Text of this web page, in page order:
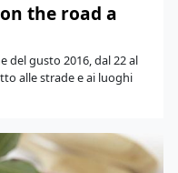
the road a
del gusto 2016, dal 22 al
alle strade e ai luoghi